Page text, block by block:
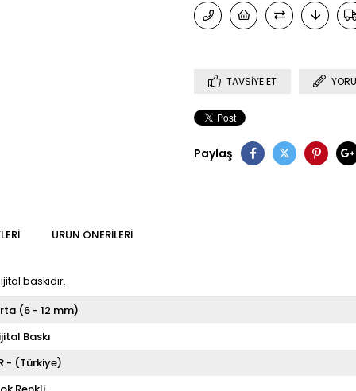
TAVSIYE ET
Paylaş
ÜRÜN ÖNERILERI
baskıdır.
(6 - 12 mm)
Baskı
- (Türkiye)